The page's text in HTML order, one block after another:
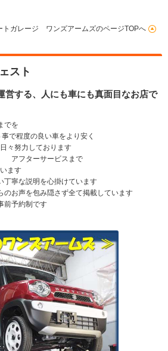
トガレージ ワンズアームズのページTOPへ
スト
する、人にも車にも真面目なお店で
でを
で程度の良い車をより安く
々努力しております
アフターサービスまで
ます
丁寧な説明を心掛けています
のお声を包み隠さず全て掲載しています
前予約制です